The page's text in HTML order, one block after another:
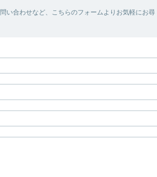
い合わせなど、こちらのフォームよりお気軽にお尋